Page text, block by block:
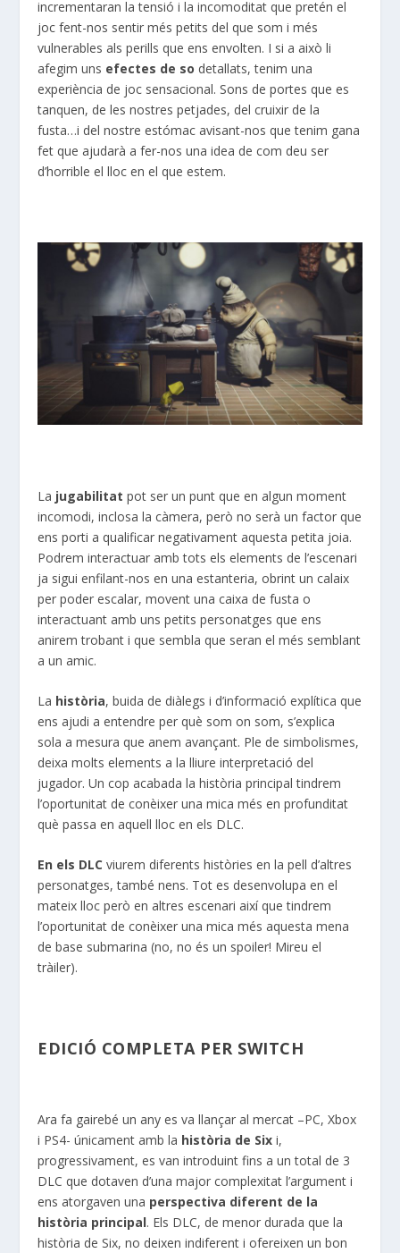
incrementaran la tensió i la incomoditat que pretén el
joc fent-nos sentir més petits del que som i més
vulnerables als perills que ens envolten. I si a això li
afegim uns efectes de so detallats, tenim una
experiència de joc sensacional. Sons de portes que es
tanquen, de les nostres petjades, del cruixir de la
fusta…i del nostre estómac avisant-nos que tenim gana
fet que ajudarà a fer-nos una idea de com deu ser
d’horrible el lloc en el que estem.
La jugabilitat pot ser un punt que en algun moment
incomodi, inclosa la càmera, però no serà un factor que
ens porti a qualificar negativament aquesta petita joia.
Podrem interactuar amb tots els elements de l’escenari
ja sigui enfilant-nos en una estanteria, obrint un calaix
per poder escalar, movent una caixa de fusta o
interactuant amb uns petits personatges que ens
anirem trobant i que sembla que seran el més semblant
a un amic.
La història, buida de diàlegs i d’informació explítica que
ens ajudi a entendre per què som on som, s’explica
sola a mesura que anem avançant. Ple de simbolismes,
deixa molts elements a la lliure interpretació del
jugador. Un cop acabada la història principal tindrem
l’oportunitat de conèixer una mica més en profunditat
què passa en aquell lloc en els DLC.
En els DLC viurem diferents històries en la pell d’altres
personatges, també nens. Tot es desenvolupa en el
mateix lloc però en altres escenari així que tindrem
l’oportunitat de conèixer una mica més aquesta mena
de base submarina (no, no és un spoiler! Mireu el
tràiler).
EDICIÓ COMPLETA PER SWITCH
Ara fa gairebé un any es va llançar al mercat –PC, Xbox
i PS4- únicament amb la història de Six i,
progressivament, es van introduint fins a un total de 3
DLC que dotaven d’una major complexitat l’argument i
ens atorgaven una perspectiva diferent de la
història principal. Els DLC, de menor durada que la
història de Six, no deixen indiferent i ofereixen un bon